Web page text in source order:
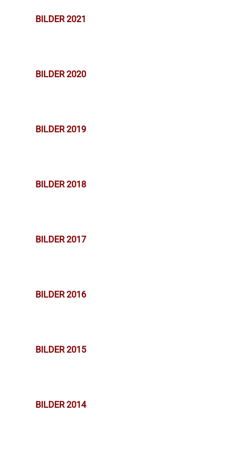
BILDER 2021
BILDER 2020
BILDER 2019
BILDER 2018
BILDER 2017
BILDER 2016
BILDER 2015
BILDER 2014